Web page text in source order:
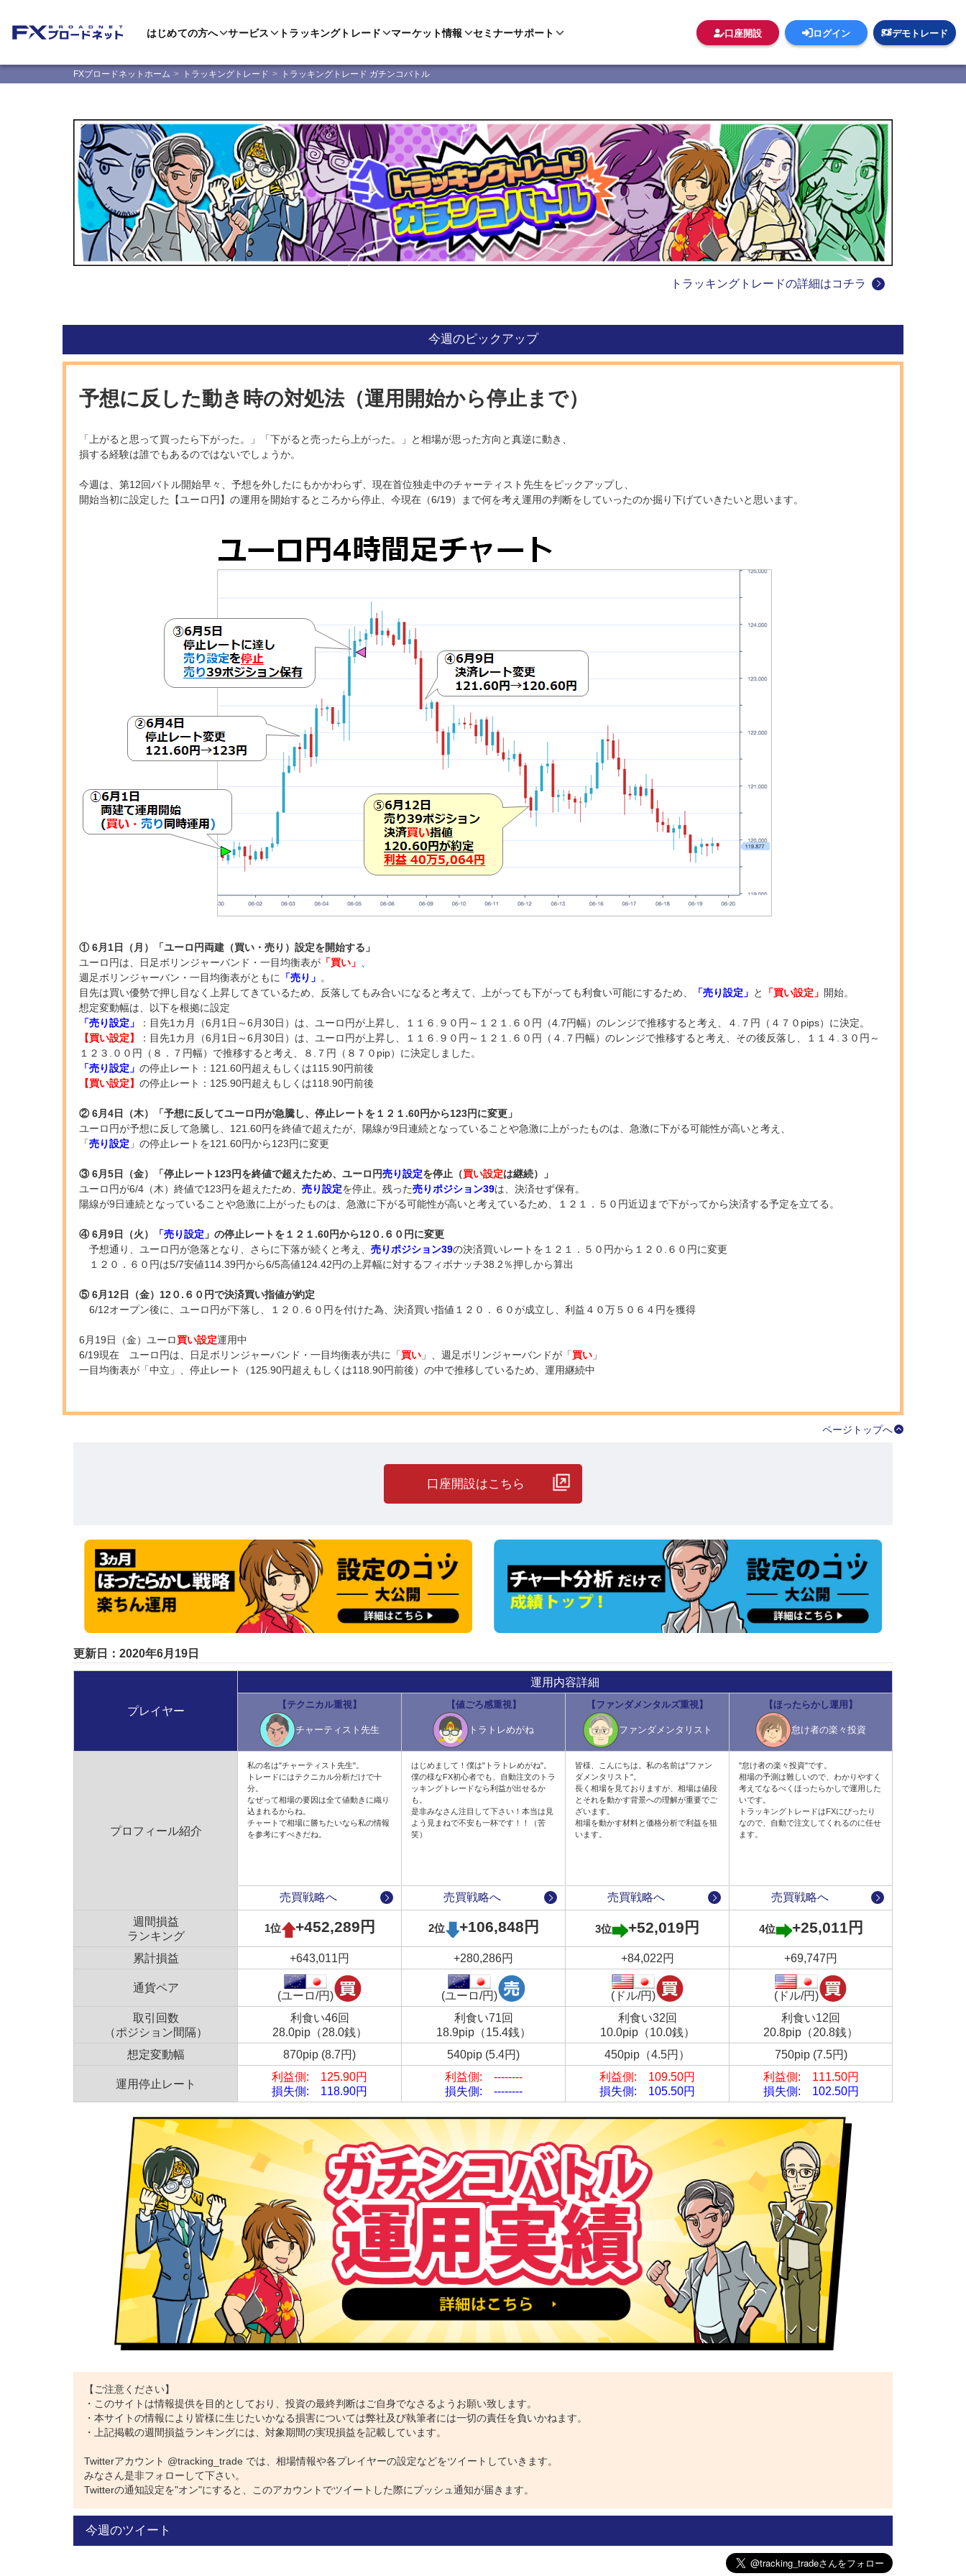
はじめての方へ サービス トラッキングトレード マーケット情報 セミナーサポート 口座開設 ログイン デモトレード
FXブロードネットホーム トラッキングトレード トラッキングトレード ガチンコバトル
トラッキングトレードの詳細はコチラ
今週のピックアップ
予想に反した動き時の対処法（運用開始から停止まで）
「上がると思って買ったら下がった。」「下がると売ったら上がった。」と相場が思った方向と真逆に動き、
損する経験は誰でもあるのではないでしょうか。
今週は、第12回バトル開始早々、予想を外したにもかかわらず、現在首位独走中のチャーティスト先生をピックアップし、
開始当初に設定した【ユーロ円】の運用を開始するところから停止、今現在（6/19）まで何を考え運用の判断をしていったのか掘り下げていきたいと思います。
① 6月1日（月）「ユーロ円両建（買い・売り）設定を開始する」
ユーロ円は、日足ボリンジャーバンド・一目均衡表が 「買い」 、
週足ボリンジャーバン・一目均衡表がともに 「売り」 。
目先は買い優勢で押し目なく上昇してきているため、反落してもみ合いになると考えて、上がっても下がっても利食い可能にするため、
「売り設定」 と 「買い設定」 開始。
想定変動幅は、以下を根拠に設定
「売り設定」
：目先1カ月（6月1日～6月30日）は、ユーロ円が上昇し、１１６.９０円～１２１.６０円（4.7円幅）のレンジで推移すると考え、４.７円（４７０pips）に決定。
【買い設定】
：目先1カ月（6月1日～6月30日）は、ユーロ円が上昇し、１１６.９０円～１２１.６０円（４.７円幅）のレンジで推移すると考え、その後反落し、１１４.３０円～
１２３.００円（８．７円幅）で推移すると考え、８.７円（８７０pip）に決定しました。
「売り設定」 の停止レート：121.60円超えもしくは115.90円前後
【買い設定】 の停止レート：125.90円超えもしくは118.90円前後
② 6月4日（木）「予想に反してユーロ円が急騰し、停止レートを１２１.60円から123円に変更」
ユーロ円が予想に反して急騰し、121.60円を終値で超えたが、陽線が9日連続となっていることや急激に上がったものは、急激に下がる可能性が高いと考え、
「売り設定 」の停止レートを121.60円から123円に変更
③ 6月5日（金）「停止レート123円を終値で超えたため、ユーロ円売り設定を停止（買い設定は継続）」
ユーロ円が6/4（木）終値で123円を超えたため、 売り設定を停止。残った売りポジション39は、決済せず保有。
陽線が9日連続となっていることや急激に上がったものは、急激に下がる可能性が高いと考えているため、１２１．５０円近辺まで下がってから決済する予定を立てる。
④ 6月9日（火） 「売り設定 」の停止レートを１２１.60円から12０.６０円に変更
予想通り、ユーロ円が急落となり、さらに下落が続くと考え、 売りポジション39の決済買いレートを１２１．５０円から１２０.６０円に変更
１２０．６０円は5/7安値114.39円から6/5高値124.42円の上昇幅に対するフィボナッチ38.2％押しから算出
⑤ 6月12日（金）12０.６０円で決済買い指値が約定
6/12オープン後に、ユーロ円が下落し、１２０.６０円を付けた為、決済買い指値１２０．６０が成立し、利益４０万５０６４円を獲得
6月19日（金）ユーロ買い設定運用中
6/19現在 ユーロ円は、日足ボリンジャーバンド・一目均衡表が共に「買い 」、週足ボリンジャーバンドが「買い 」
一目均衡表が「中立」、停止レート（125.90円超えもしくは118.90円前後）の中で推移しているため、運用継続中
ページトップへ
口座開設はこちら
更新日：2020年6月19日
プレイヤー
運用内容詳細
【テクニカル重視】
チャーティスト先生
【値ごろ感重視】
トラトレめがね
【ファンダメンタルズ重視】
ファンダメンタリスト
【ほったらかし運用】
怠け者の楽々投資
プロフィール紹介
私の名は"チャーティスト先生"。
トレードにはテクニカル分析だけで十
分。
なぜって相場の要因は全て値動きに織り
込まれるからね。
チャートで相場に勝ちたいなら私の情報
を参考にすべきだね。
売買戦略へ
はじめまして！僕は"トラトレめがね"。
僕の様なFX初心者でも、自動注文のトラ
ッキングトレードなら利益が出せるか
も。
是非みなさん注目して下さい！本当は見
よう見まねで不安も一杯です！！（苦
笑）
売買戦略へ
皆様、こんにちは。私の名前は"ファン
ダメンタリスト"。
長く相場を見ておりますが、相場は値段
とそれを動かす背景への理解が重要でご
ざいます。
相場を動かす材料と価格分析で利益を狙
います。
売買戦略へ
"怠け者の楽々投資"です。
相場の予測は難しいので、わかりやすく
考えてなるべくほったらかしで運用した
いです。
トラッキングトレードはFXにぴったり
なので、自動で注文してくれるのに任せ
ます。
売買戦略へ
週間損益
ランキング
1位 +452,289円 2位 +106,848円 3位 +52,019円 4位 +25,011円
累計損益 +643,011円 +280,286円 +84,022円 +69,747円
通貨ペア
(ユーロ/円) (ユーロ/円) (ドル/円)
(ドル/円)
取引回数
（ポジション間隔）
利食い46回
28.0pip（28.0銭）
利食い71回
18.9pip（15.4銭）
利食い32回
10.0pip（10.0銭）
利食い12回
20.8pip（20.8銭）
想定変動幅
870pip (8.7円) 540pip (5.4円) 450pip（4.5円） 750pip (7.5円)
運用停止レート
利益側: 125.90円
損失側: 118.90円
利益側: --------
損失側: --------
利益側: 109.50円
損失側: 105.50円
利益側: 111.50円
損失側: 102.50円
【ご注意ください】
・このサイトは情報提供を目的としており、投資の最終判断はご自身でなさるようお願い致します。
・本サイトの情報により皆様に生じたいかなる損害については弊社及び執筆者には一切の責任を負いかねます。
・上記掲載の週間損益ランキングには、対象期間の実現損益を記載しています。
Twitterアカウント @tracking_trade では、相場情報や各プレイヤーの設定などをツイートしていきます。
みなさん是非フォローして下さい。
Twitterの通知設定を"オン"にすると、このアカウントでツイートした際にプッシュ通知が届きます。
今週のツイート